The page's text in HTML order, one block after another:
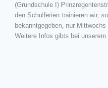
(Grundschule I)
den Schulferien trainieren wir,
bekanntgegeben, nur Mittwochs
Weitere Infos gibts bei unserem